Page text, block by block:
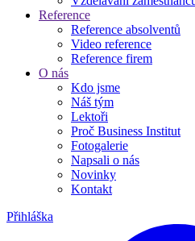
Reference
Reference absolventů
Video reference
Reference firem
O nás
Kdo jsme
Náš tým
Lektoři
Proč Business Institut
Fotogalerie
Napsali o nás
Novinky
Kontakt
Přihláška